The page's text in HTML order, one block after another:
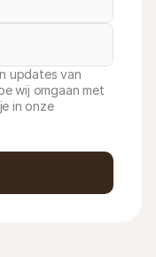
updates van
wij omgaan met
in onze